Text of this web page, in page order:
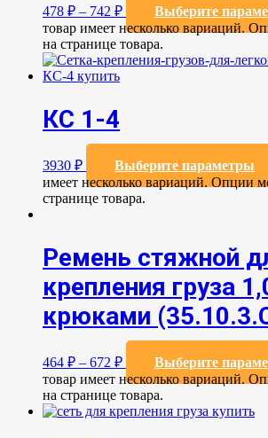
478 ₽ – 742 ₽ Выберите
товар имеет несколько вариаций.
на странице товара.
КС 1-4
3930 ₽ Выберите параметры
имеет несколько вариаций. Опции
странице товара.
Ремень стяжной
крепления груза
крюками
464 ₽ – 672 ₽ Выберите
товар имеет несколько вариаций.
на странице товара.